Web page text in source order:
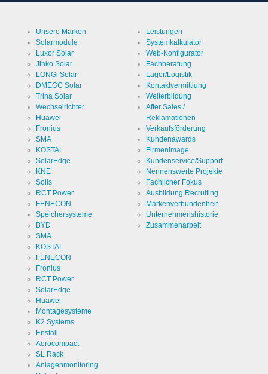
Unsere Marken
Solarmodule
Luxor Solar
Jinko Solar
LONGi Solar
DMEGC Solar
Trina Solar
Wechselrichter
Huawei
Fronius
SMA
KOSTAL
SolarEdge
KNE
Solis
RCT Power
FENECON
Speichersysteme
BYD
SMA
KOSTAL
FENECON
Fronius
RCT Power
SolarEdge
Huawei
Montagesysteme
K2 Systems
Enstall
Aerocompact
SL Rack
Anlagenmonitoring
Leistungen
Systemkalkulator
Web-Konfigurator
Fachberatung
Lager/Logistik
Kontaktvermittlung
Weiterbildung
After Sales /
Reklamationen
Verkaufsförderung
Kundenawards
Firmenimage
Kundenservice/Support
Nennenswerte Projekte
Fachlicher Fokus
Ausbildung Recruiting
Markenverbundenheit
Unternehmenshistorie
Zusammenarbeit
Cookie Laufzeit undefined
Name
Cookiespeicherung
Entscheidungscookie
Anbieter
Zweck
Cookie Name
Cookie Laufzeit
Cookies die zur Auswertung der Benutzerstatistik
notwendig sind:
Name
Anbieter
Zweck
wie der
Cookie Name
Cookie Laufzeit